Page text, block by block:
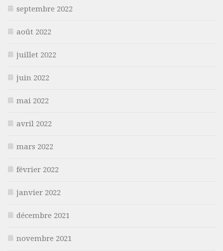
septembre 2022
août 2022
juillet 2022
juin 2022
mai 2022
avril 2022
mars 2022
février 2022
janvier 2022
décembre 2021
novembre 2021